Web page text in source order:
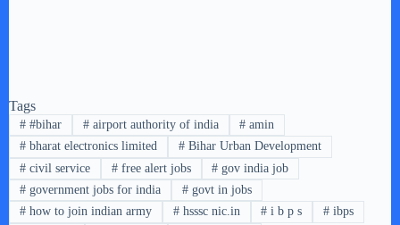
Tags
##bihar #airport authority of india # amin
#bharat electronics limited #Bihar Urban Development
#civil service #free alert jobs # gov india job
#government jobs for india #govt in jobs
#how to join indian army #hsssc nic.in # i b p s # ibps